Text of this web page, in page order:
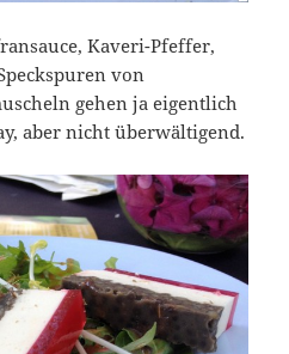
Kaveri-Pfeffer,
von
gehen ja eigentlich
aber nicht überwältigend.